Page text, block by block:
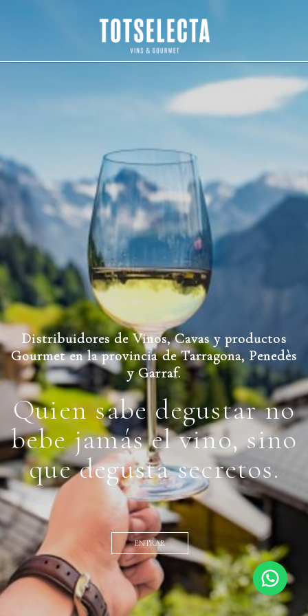
Distribuidores de Vinos, Cavas y productos
Gourmet en la provincia de Tarragona, Penedès
y Garraf.
Quien sabe degustar no
bebe jamás el vino, sino
que degusta secretos.
ENTRAR